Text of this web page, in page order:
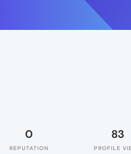
0
REPUTATION
83
PROFILE